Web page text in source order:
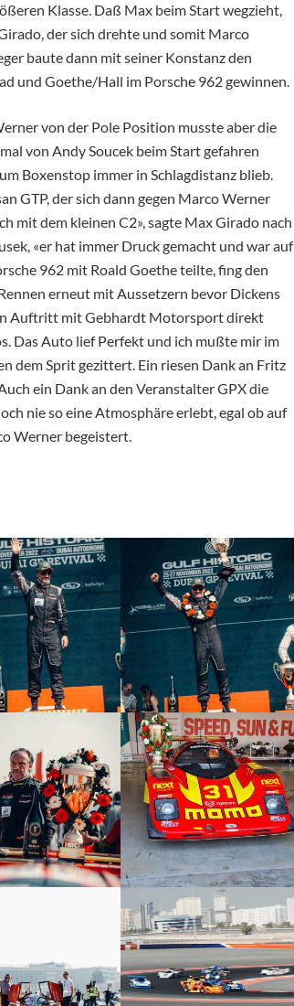
Klasse. Daß Max beim Start wegzieht,
der sich drehte und somit Marco
baute dann mit seiner Konstanz den
und Goethe/Hall im Porsche 962 gewinnen.
von der Pole Position musste aber die
von Andy Soucek beim Start gefahren
Boxenstop immer in Schlagdistanz blieb.
GTP, der sich dann gegen Marco Werner
mit dem kleinen C2», sagte Max Girado nach
«er hat immer Druck gemacht und war auf
962 mit Roald Goethe teilte, fing den
erneut mit Aussetzern bevor Dickens
Auftritt mit Gebhardt Motorsport direkt
Das Auto lief Perfekt und ich mußte mir im
dem Sprit gezittert. Ein riesen Dank an Fritz
ein Dank an den Veranstalter GPX die
nie so eine Atmosphäre erlebt, egal ob auf
Werner begeistert.